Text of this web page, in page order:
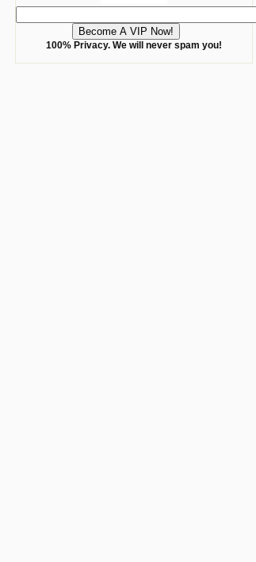
100% Privacy. We will never spam you!